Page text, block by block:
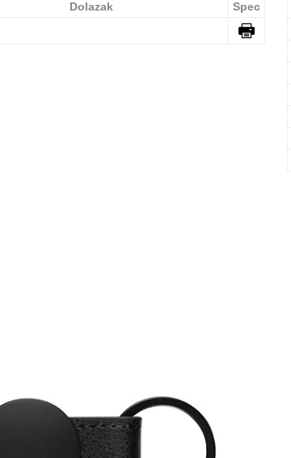
Dolazak
Spec